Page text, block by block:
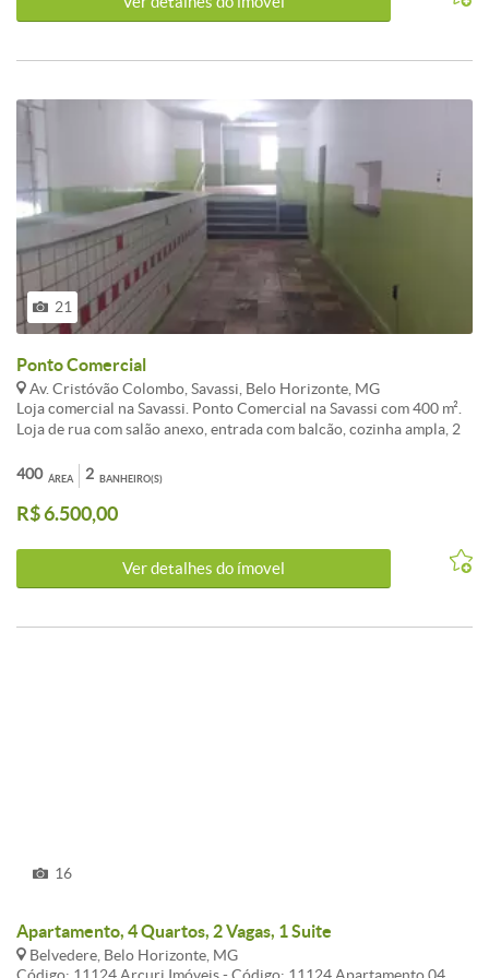
21
Ponto Comercial
Av. Cristóvão Colombo, Savassi, Belo Horizonte, MG
Loja comercial na Savassi. Ponto Comercial na Savassi com 400 m².
Loja de rua com salão anexo, entrada com balcão, cozinha ampla, 2
Savassi para vários segmentos.
ÁREA
400 BANHEIRO(S)
2
R$ 6.500,00
Ver detalhes do ímovel
16
Apartamento, 4 Quartos, 2 Vagas, 1 Suite
Belvedere, Belo Horizonte, MG